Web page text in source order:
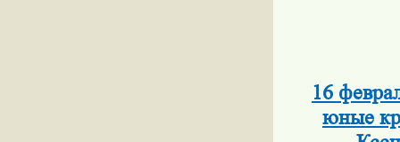
16
юные